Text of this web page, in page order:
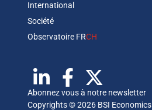
International
Société
Observatoire FRCH
Abonnez vous à notre newsletter
Copyrights © 2026 BSI Economics